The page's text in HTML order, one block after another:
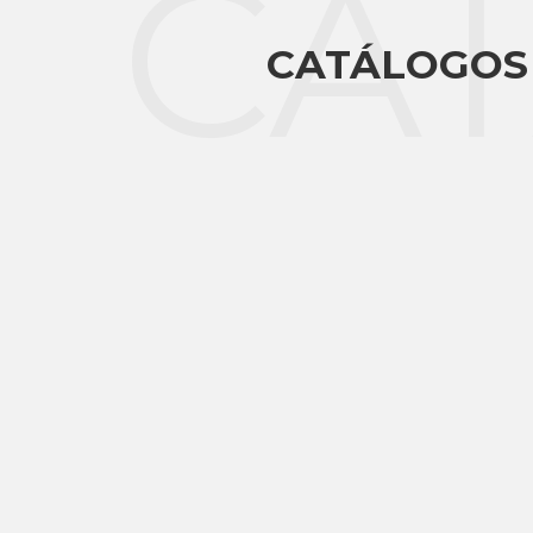
CATÁLOGOS